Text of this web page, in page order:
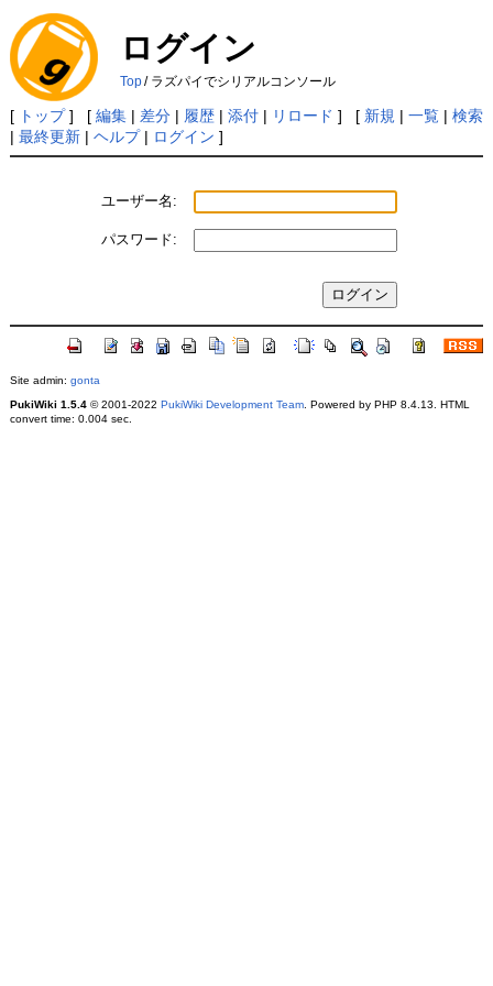
ログイン
Top/ ラズパイでシリアルコンソール
[ トップ] [ 編集| 差分| 履歴| 添付| リロード ] [ 新規 | 一覧| 検索
| 最終更新| ヘルプ| ログイン ]
ユーザー名:
パスワード:
Site admin: gonta
PukiWiki 1.5.4© 2001-2022 PukiWiki Development Team. Powered by PHP 8.4.13. HTML
convert time: 0.004 sec.